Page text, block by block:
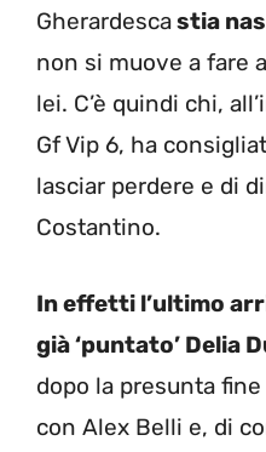
Gherardescastia
non si muove a fare
lei. C’è quindi chi,
Gf Vip 6, ha
lasciar perdere e di
Costantino.
In effetti l’ultimo
già ‘puntato’ Delia
dopo la presunta
con Alex Belli e, di